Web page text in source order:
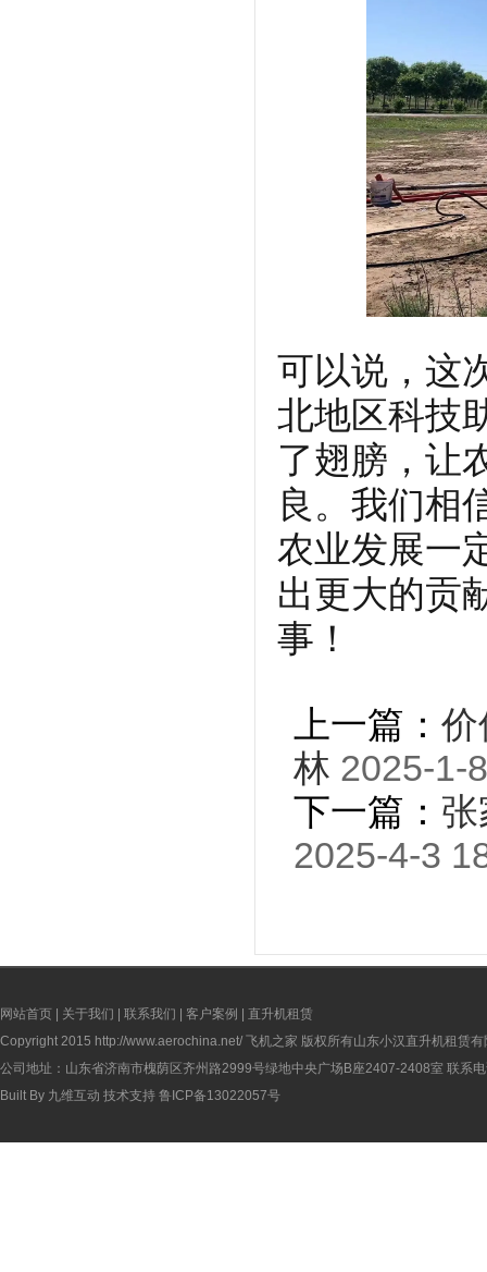
可以说，这
北地区科技
了翅膀，让
良。我们相
农业发展一
出更大的贡
事！
上一篇： 价
林 2025-1-
下一篇：
2025-4-3
网站首页 | 关于我们 | 联系我们 | 客户案例 | 直升机租赁
Copyright 2015 http://www.aerochina.net/ 飞机之家 版权所有山东小汉直升机租赁有
公司地址：山东省济南市槐荫区齐州路2999号绿地中央广场B座2407-2408室 联系
Built By 九维互动 技术支持 鲁ICP备13022057号